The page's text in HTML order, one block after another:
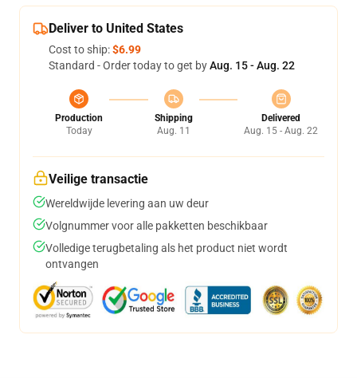
Deliver to United States
Cost to ship:$6.99
Standard - Order today to get byAug. 15 - Aug. 22
Production
Today
Shipping
Aug. 11
Delivered
Aug. 15 - Aug. 22
Veilige transactie
Wereldwijde levering aan uw deur
Volgnummer voor alle pakketten beschikbaar
Volledige terugbetaling als het product niet wordt
ontvangen